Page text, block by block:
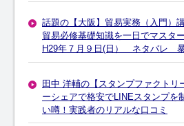
話題の【大阪】貿易実務（入門）
貿易必修基礎知識を一日でマスタ
H29年７月９日(日） ネタバレ 暴
田中 洋輔の【スタンプファクトリ
ーシェアで格安でLINEスタンプ
い噂！実践者のリアルな口コミ